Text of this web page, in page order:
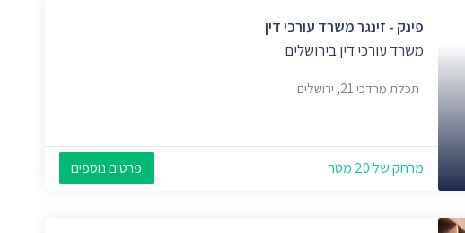
פינק - זינגר משרד עורכי דין
משרד עורכי דין בירושלים
תכלת מרדכי 21, ירושלים
מרחק של 20 מטר פרטים נוספים